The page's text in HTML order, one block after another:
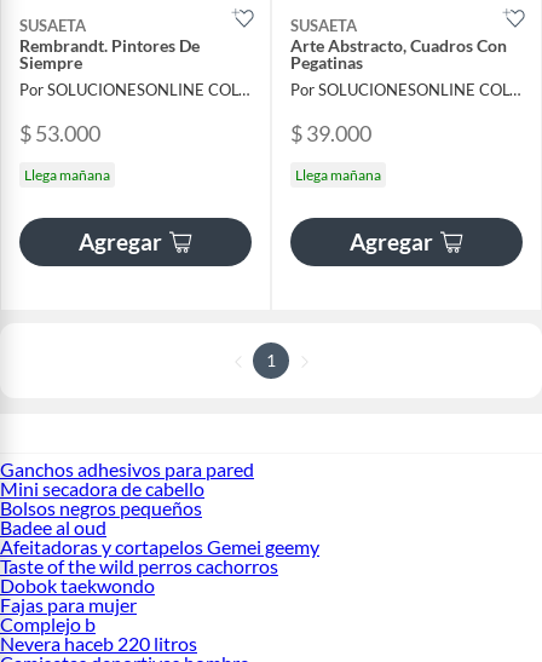
SUSAETA
Rembrandt. Pintores De
Siempre
Por SOLUCIONESONLINE COLOMBIA SAS
$ 53.000
Llega mañana
Agregar
SUSAETA
Arte Abstracto, Cuadros Con
Pegatinas
Por SOLUCIONESONLINE COLOMBIA SAS
$ 39.000
Llega mañana
Agregar
1
Ganchos adhesivos para pared
Mini secadora de cabello
Bolsos negros pequeños
Badee al oud
Afeitadoras y cortapelos Gemei geemy
Taste of the wild perros cachorros
Dobok taekwondo
Fajas para mujer
Complejo b
Nevera haceb 220 litros